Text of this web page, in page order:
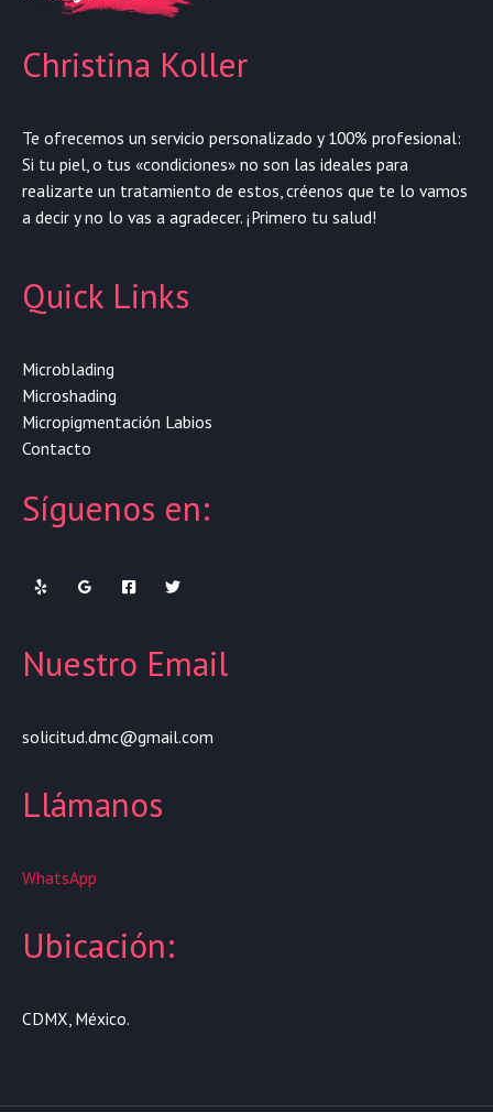
Christina Koller
Te ofrecemos un servicio personalizado y 100% profesional:
Si tu piel, o tus «condiciones» no son las ideales para
realizarte un tratamiento de estos, créenos que te lo vamos
a decir y no lo vas a agradecer. ¡Primero tu salud!
Quick Links
Microblading
Microshading
Micropigmentación Labios
Contacto
Síguenos en:
Nuestro Email
solicitud.dmc@gmail.com
Llámanos
WhatsApp
Ubicación:
CDMX, México.